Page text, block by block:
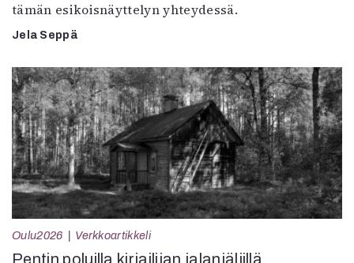
tämän esikoisnäyttelyn yhteydessä.
Jela Seppä
Oulu2026 Verkkoartikkeli
Pentin poluilla kirjailijan jalanjäljillä